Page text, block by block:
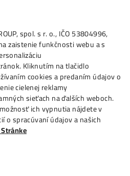
HANDSHAKE
spol. s r. o., IČO
na zaistenie funkčnosti webu a
personalizáciu
stránok. Kliknutím na tlačidlo
cookies a predaním
cielenej reklamy
sieťach na ďalších
možnosť ich vypnutia nájdete v
o spracúvaní údajov a našich